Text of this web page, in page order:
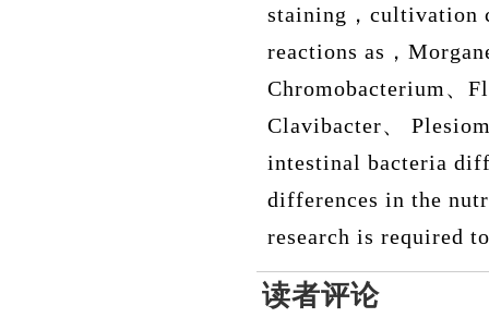
staining ， cultivation
reactions as ，
Chromobacterium 、
Clavibacter、
intestinal bacteria
differences in the
research is required
读者评论